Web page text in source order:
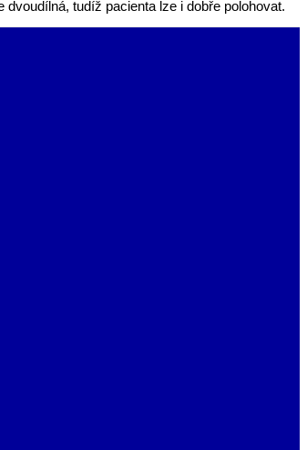
tudíž pacienta lze i dobře polohovat.